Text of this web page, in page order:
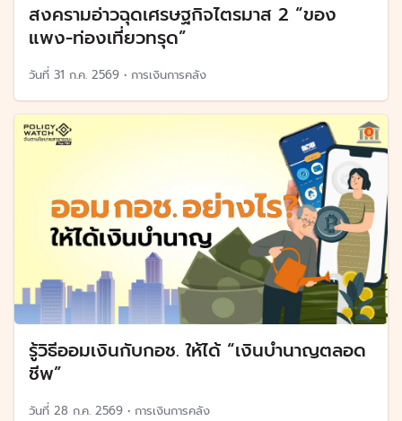
สงครามอ่าวฉุดเศรษฐกิจไตรมาส 2 “ของ
แพง-ท่องเที่ยวทรุด”
วันที่ 31 ก.ค. 2569 • การเงินการคลัง
รู้วิธีออมเงินกับกอช. ให้ได้ “เงินบำนาญตลอด
ชีพ”
วันที่ 28 ก.ค. 2569 • การเงินการคลัง